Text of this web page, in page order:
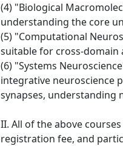
(4) "Biological
understanding the core
(5) "Computational
suitable for cross-domain
(6) "Systems
integrative neuroscience
synapses, understanding
II. All of the above
registration fee, and